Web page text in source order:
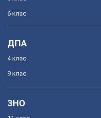
6 клас
ДПА
4 клас
9 клас
ЗНО